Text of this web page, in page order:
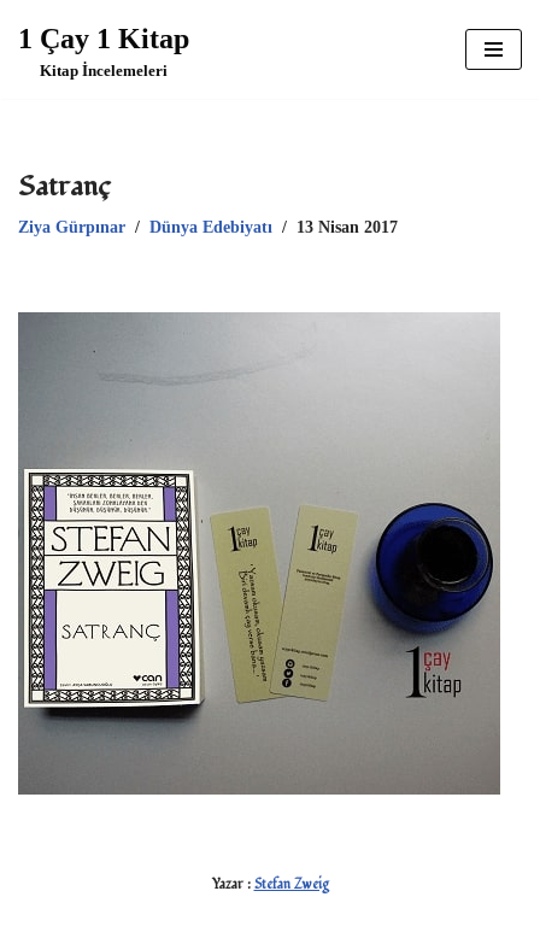
İçeriğe
1 Çay 1 Kitap
Kitap İncelemeleri
Satranç
Ziya Gürpınar Dünya Edebiyatı 13 Nisan 2017
Yazar : Stefan Zweig